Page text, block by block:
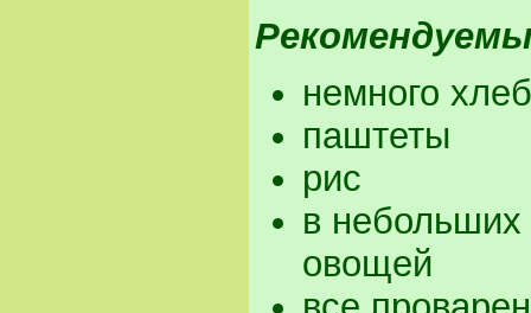
немного
паштеты
рис
в небольших
овощей